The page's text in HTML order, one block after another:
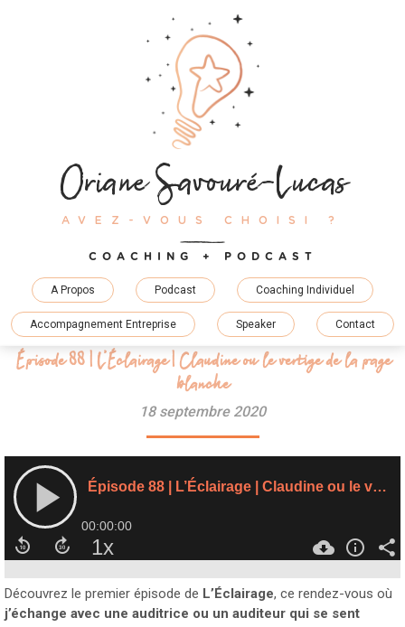
Oriane Savouré-Lucas
AVEZ-VOUS CHOISI ?
COACHING + PODCAST
A Propos Podcast Coaching Individuel
Accompagnement Entreprise Speaker Contact
Épisode 88 | L’Éclairage | Claudine ou le vertige de la page
blanche
18 septembre 2020
Découvrez le premier épisode de L’Éclairage, ce rendez-vous où
j’échange avec une auditrice ou un auditeur qui se sent